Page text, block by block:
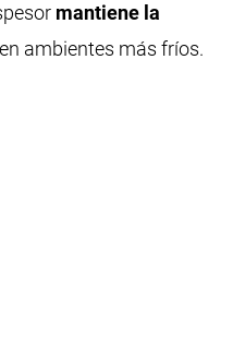
mantiene la
en ambientes más fríos.